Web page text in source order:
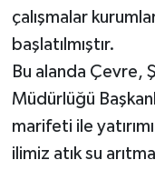
çalışmalar
başlatılmıştır.
Bu alanda Çevre,
Müdürlüğü
marifeti ile
ilimiz atık su